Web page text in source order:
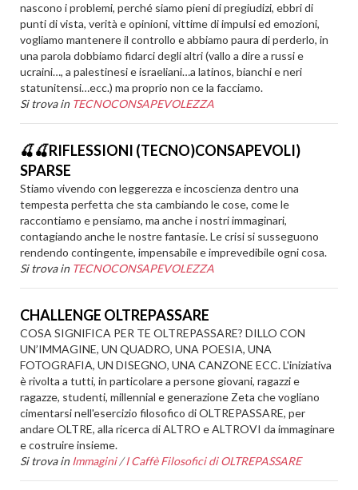
nascono i problemi, perché siamo pieni di pregiudizi, ebbri di
punti di vista, verità e opinioni, vittime di impulsi ed emozioni,
vogliamo mantenere il controllo e abbiamo paura di perderlo, in
una parola dobbiamo fidarci degli altri (vallo a dire a russi e
ucraini…, a palestinesi e israeliani…a latinos, bianchi e neri
statunitensi…ecc.) ma proprio non ce la facciamo.
Si trova in TECNOCONSAPEVOLEZZA
🍒🍒RIFLESSIONI (TECNO)CONSAPEVOLI)
SPARSE
Stiamo vivendo con leggerezza e incoscienza dentro una
tempesta perfetta che sta cambiando le cose, come le
raccontiamo e pensiamo, ma anche i nostri immaginari,
contagiando anche le nostre fantasie. Le crisi si susseguono
rendendo contingente, impensabile e imprevedibile ogni cosa.
Si trova in TECNOCONSAPEVOLEZZA
CHALLENGE OLTREPASSARE
COSA SIGNIFICA PER TE OLTREPASSARE? DILLO CON
UN’IMMAGINE, UN QUADRO, UNA POESIA, UNA
FOTOGRAFIA, UN DISEGNO, UNA CANZONE ECC. L'iniziativa
è rivolta a tutti, in particolare a persone giovani, ragazzi e
ragazze, studenti, millennial e generazione Zeta che vogliano
cimentarsi nell'esercizio filosofico di OLTREPASSARE, per
andare OLTRE, alla ricerca di ALTRO e ALTROVI da immaginare
e costruire insieme.
Si trova in Immagini /I Caffè Filosofici di OLTREPASSARE